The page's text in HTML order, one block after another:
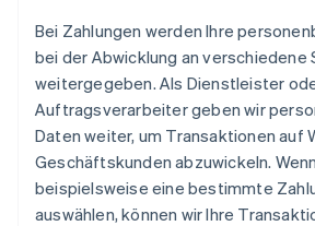
Bei Zahlungen werden Ihre
bei der Abwicklung an verschiedene
weitergegeben. Als Dienstleister
Auftragsverarbeiter geben wir
Daten weiter, um Transaktionen auf
Geschäftskunden abzuwickeln.
beispielsweise eine bestimmte
auswählen, können wir Ihre